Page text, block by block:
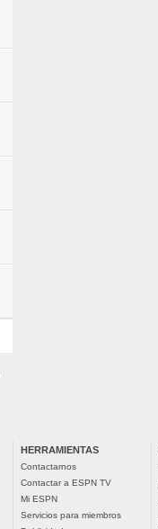
HERRAMIENTAS
Contactarnos
Contactar a ESPN TV
Mi ESPN
Servicios para miembros